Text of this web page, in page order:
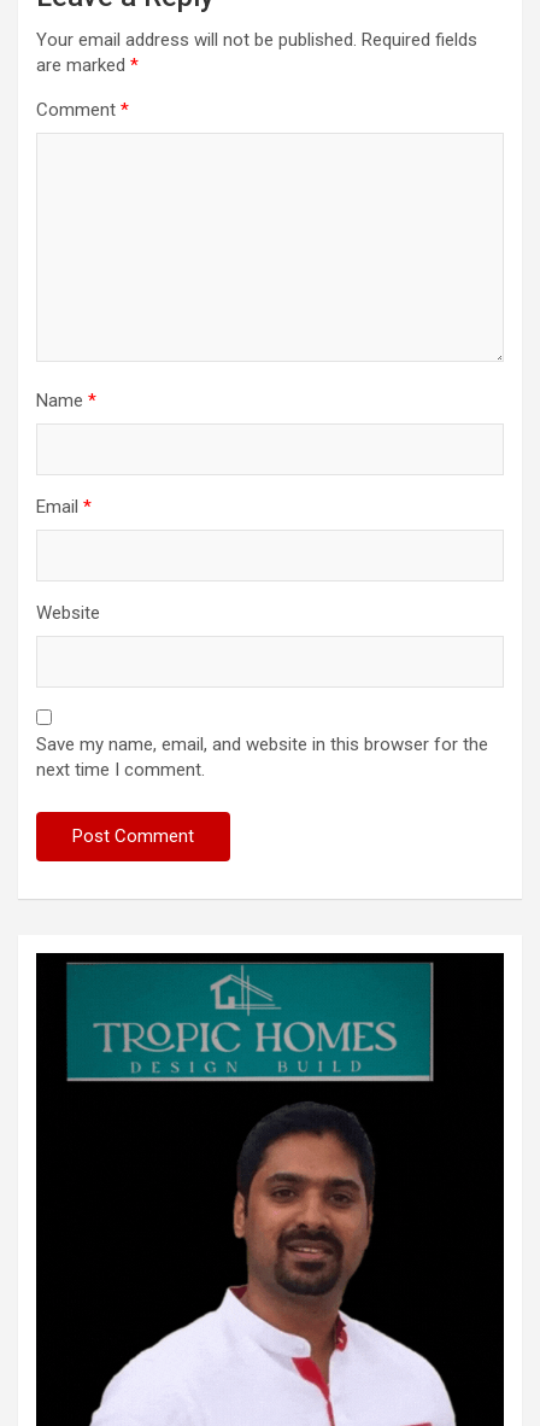
Your email address will not be published. Required fields
are marked *
Comment *
Name *
Email *
Website
Save my name, email, and website in this browser for the
next time I comment.